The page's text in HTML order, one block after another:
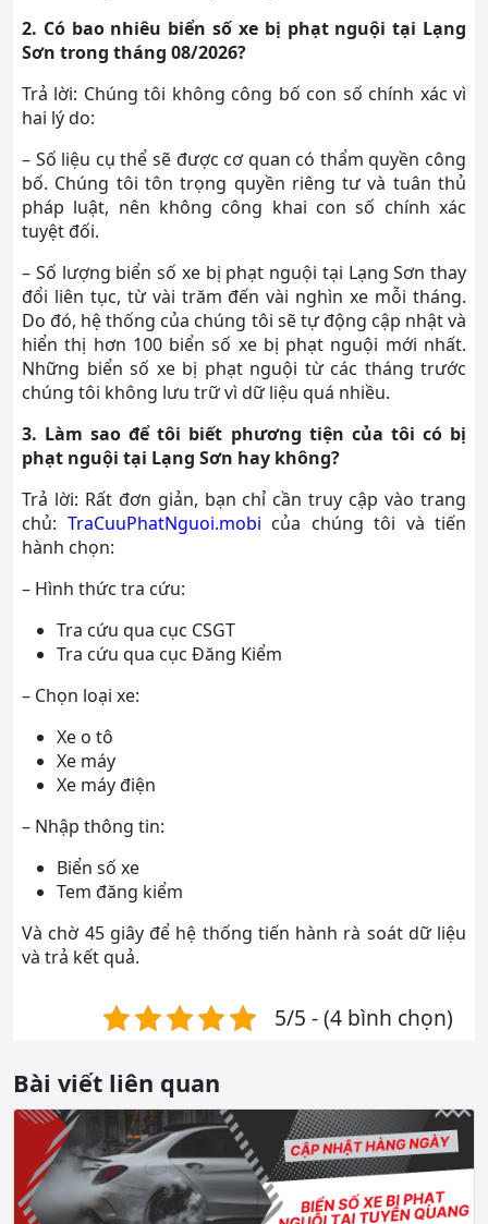
2. Có bao nhiêu biển số xe bị phạt nguội tại Lạng
Sơn trong tháng 08/2026?
Trả lời: Chúng tôi không công bố con số chính xác vì
hai lý do:
– Số liệu cụ thể sẽ được cơ quan có thẩm quyền công
bố. Chúng tôi tôn trọng quyền riêng tư và tuân thủ
pháp luật, nên không công khai con số chính xác
tuyệt đối.
– Số lượng biển số xe bị phạt nguội tại Lạng Sơn thay
đổi liên tục, từ vài trăm đến vài nghìn xe mỗi tháng.
Do đó, hệ thống của chúng tôi sẽ tự động cập nhật và
hiển thị hơn 100 biển số xe bị phạt nguội mới nhất.
Những biển số xe bị phạt nguội từ các tháng trước
chúng tôi không lưu trữ vì dữ liệu quá nhiều.
3. Làm sao để tôi biết phương tiện của tôi có bị
phạt nguội tại Lạng Sơn hay không?
Trả lời: Rất đơn giản, bạn chỉ cần truy cập vào trang
chủ: TraCuuPhatNguoi.mobi của chúng tôi và tiến
hành chọn:
– Hình thức tra cứu:
Tra cứu qua cục CSGT
Tra cứu qua cục Đăng Kiểm
– Chọn loại xe:
Xe o tô
Xe máy
Xe máy điện
– Nhập thông tin:
Biển số xe
Tem đăng kiểm
Và chờ 45 giây để hệ thống tiến hành rà soát dữ liệu
và trả kết quả.
5/5 - (4 bình chọn)
Bài viết liên quan